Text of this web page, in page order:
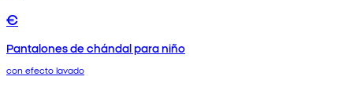
€
Pantalones de chándal para niño
con efecto lavado